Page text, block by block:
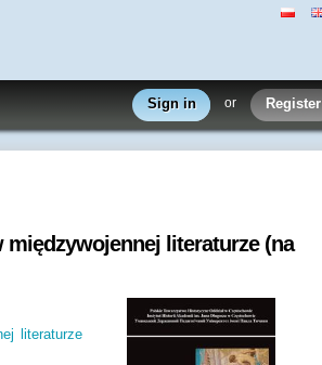
Sign in or Register
międzywojennej literaturze (na
literaturze